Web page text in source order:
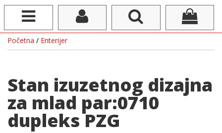
Početna / Enterijer
Stan izuzetnog dizajna
za mlad par:0710
dupleks PZG